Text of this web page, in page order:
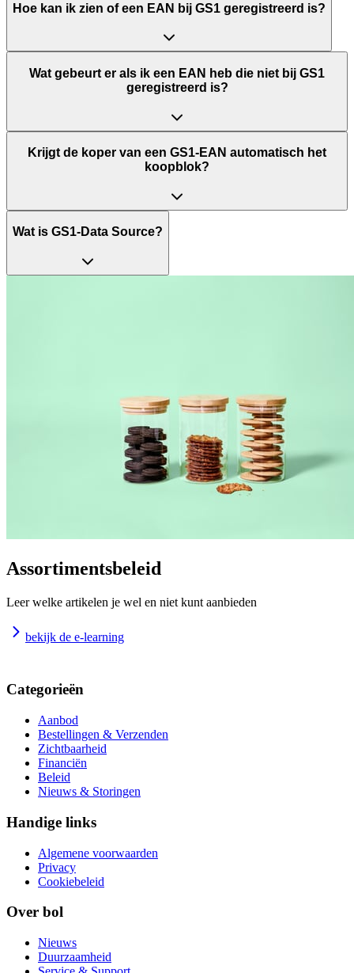
Hoe kan ik zien of een EAN bij GS1 geregistreerd is?
Wat gebeurt er als ik een EAN heb die niet bij GS1
geregistreerd is?
Krijgt de koper van een GS1-EAN automatisch het
koopblok?
Wat is GS1-Data Source?
Assortimentsbeleid
Leer welke artikelen je wel en niet kunt aanbieden
bekijk de e-learning
Categorieën
Aanbod
Bestellingen & Verzenden
Zichtbaarheid
Financiën
Beleid
Nieuws & Storingen
Handige links
Algemene voorwaarden
Privacy
Cookiebeleid
Over bol
Nieuws
Duurzaamheid